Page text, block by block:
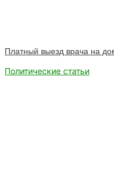
Платный выезд врача на
Политические статьи